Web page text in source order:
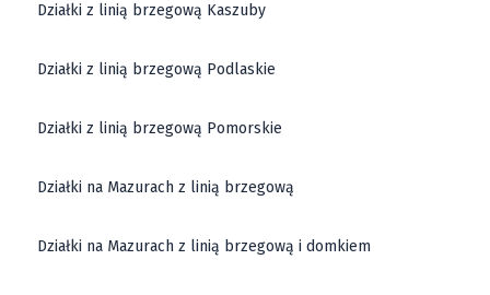
Działki z linią brzegową Kaszuby
Działki z linią brzegową Podlaskie
Działki z linią brzegową Pomorskie
Działki na Mazurach z linią brzegową
Działki na Mazurach z linią brzegową i domkiem